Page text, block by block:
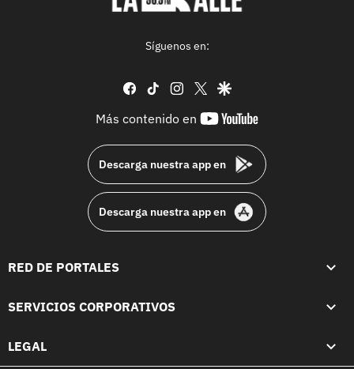
Síguenos en:
facebook
tiktok instagram
twittergoogle
Más contenido en
youtube-
Descarga nuestra app en
Descarga nuestra app en
RED DE PORTALES
SERVICIOS CORPORATIVOS
LEGAL